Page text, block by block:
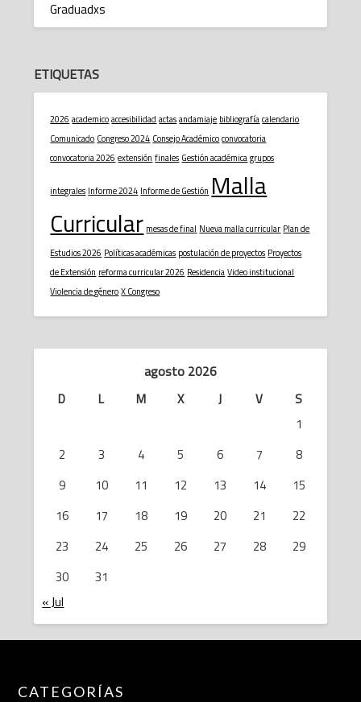
Graduadxs
ETIQUETAS
2026 academico accesibilidad actas andamiaje bibliografía calendario
Comunicado Congreso 2024 Consejo Académico convocatoria
convocatoria 2026 extensión finales Gestión académica grupos
integrales Informe 2024 Informe de Gestión Malla
Curricular mesas de final Nueva malla curricular Plan de
Estudios 2026 Políticas académicas postulación de proyectos Proyectos
de Extensión reforma curricular 2026 Residencia Video institucional
Violencia de género X Congreso
agosto 2026
D L M X J V
S
1
2
3 4 5 6 7
8
9
10 11 12 13 14
15
16
17 18 19 20 21
22
23
24 25 26 27 28
29
30
31
« Jul
CATEGORÍAS